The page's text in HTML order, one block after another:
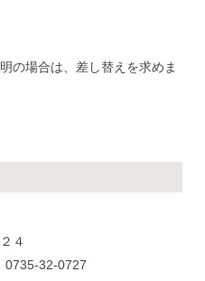
の場合は、差し替えを求めま
４
32-0727